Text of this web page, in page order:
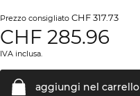
Prezzo consigliatoCHF 317.73
CHF285.96
IVA inclusa.
aggiungi nel carrello